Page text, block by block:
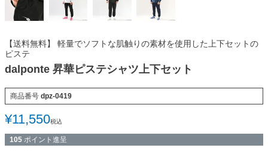
【送料無料】 軽量でソフトな肌触りの素材を使用した上下セットの
ピステ
dalponte 昇華ピステシャツ上下セット
商品番号 dpz-0419
¥11,550税込
105 ポイント進呈